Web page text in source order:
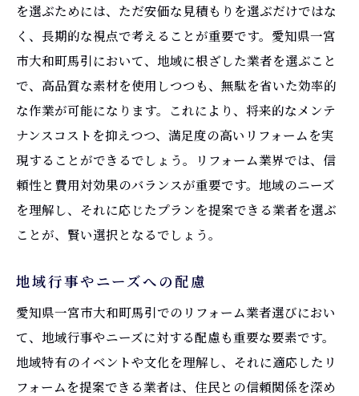
を選ぶためには、ただ安価な見積もりを選ぶだけではな
く、長期的な視点で考えることが重要です。愛知県一宮
市大和町馬引において、地域に根ざした業者を選ぶこと
で、高品質な素材を使用しつつも、無駄を省いた効率的
な作業が可能になります。これにより、将来的なメンテ
ナンスコストを抑えつつ、満足度の高いリフォームを実
現することができるでしょう。リフォーム業界では、信
頼性と費用対効果のバランスが重要です。地域のニーズ
を理解し、それに応じたプランを提案できる業者を選ぶ
ことが、賢い選択となるでしょう。
地域行事やニーズへの配慮
愛知県一宮市大和町馬引でのリフォーム業者選びにおい
て、地域行事やニーズに対する配慮も重要な要素です。
地域特有のイベントや文化を理解し、それに適応したリ
フォームを提案できる業者は、住民との信頼関係を深め